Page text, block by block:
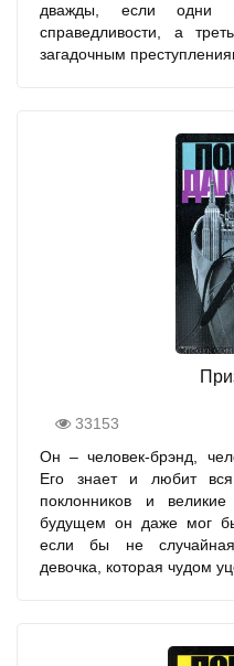
дважды, если одни
справедливости, а
загадочным
33153
Он – человек-брэнд,
Его знает и любит
поклонников и
будущем он даже мог бы
если бы не случайная
девочка, которая чудом